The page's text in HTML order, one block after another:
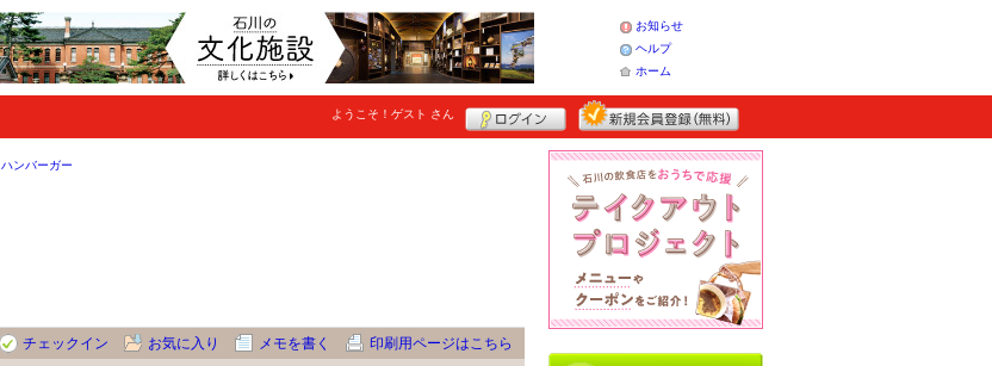
お知らせ
ヘルプ
ホーム
ようこそ！ ゲスト さん
ハンバーガー
チェックイン お気に入り メモを書く 印刷用ページはこちら